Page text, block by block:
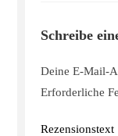
Schreibe
Deine E-Mail-
Erforderliche
Rezensionstext